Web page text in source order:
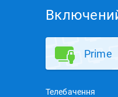
Prime
Телебачення